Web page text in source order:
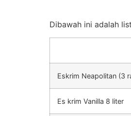
Dibawah ini adalah
Eskrim Neapolitan (3
Es krim Vanilla 8 liter